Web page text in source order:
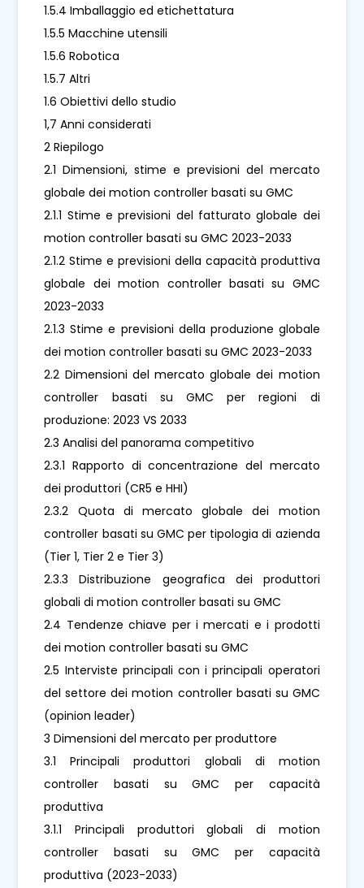
1.5.4 Imballaggio ed etichettatura
1.5.5 Macchine utensili
1.5.6 Robotica
1.5.7 Altri
1.6 Obiettivi dello studio
1,7 Anni considerati
2 Riepilogo
2.1 Dimensioni, stime e previsioni del mercato
globale dei motion controller basati su GMC
2.1.1 Stime e previsioni del fatturato globale dei
motion controller basati su GMC 2023-2033
2.1.2 Stime e previsioni della capacità produttiva
globale dei motion controller basati su GMC
2023-2033
2.1.3 Stime e previsioni della produzione globale
dei motion controller basati su GMC 2023-2033
2.2 Dimensioni del mercato globale dei motion
controller basati su GMC per regioni di
produzione: 2023 VS 2033
2.3 Analisi del panorama competitivo
2.3.1 Rapporto di concentrazione del mercato
dei produttori (CR5 e HHI)
2.3.2 Quota di mercato globale dei motion
controller basati su GMC per tipologia di azienda
(Tier 1, Tier 2 e Tier 3)
2.3.3 Distribuzione geografica dei produttori
globali di motion controller basati su GMC
2.4 Tendenze chiave per i mercati e i prodotti
dei motion controller basati su GMC
2.5 Interviste principali con i principali operatori
del settore dei motion controller basati su GMC
(opinion leader)
3 Dimensioni del mercato per produttore
3.1 Principali produttori globali di motion
controller basati su GMC per capacità
produttiva
3.1.1 Principali produttori globali di motion
controller basati su GMC per capacità
produttiva (2023-2033)